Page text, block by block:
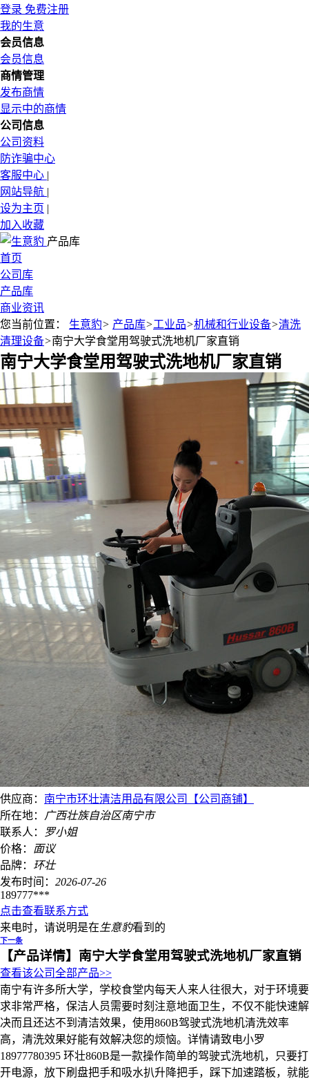
登录 免费注册
我的生意
会员信息
会员信息
商情管理
发布商情
显示中的商情
公司信息
公司资料
防诈骗中心
客服中心 |
网站导航 |
设为主页 |
加入收藏
产品库
首页
公司库
产品库
商业资讯
您当前位置：
生意豹> 产品库>工业品>机械和行业设备>清洗
清理设备>南宁大学食堂用驾驶式洗地机厂家直销
南宁大学食堂用驾驶式洗地机厂家直销
供应商： 南宁市环壮清洁用品有限公司【公司商铺】
所在地：
广西壮族自治区南宁市
联系人：
罗小姐
价格：
面议
品牌： 环壮
发布时间： 2026-07-26
189777***
点击查看联系方式
来电时，请说明是在生意豹看到的
下一条
【产品详情】 南宁大学食堂用驾驶式洗地机厂家直销
查看该公司全部产品>>
南宁有许多所大学，学校食堂内每天人来人往很大，对于环境要
求非常严格，保洁人员需要时刻注意地面卫生，不仅不能快速解
决而且还达不到清洁效果，使用860B驾驶式洗地机清洗效率
高，清洗效果好能有效解决您的烦恼。详情请致电小罗
18977780395 环壮860B是一款操作简单的驾驶式洗地机，只要打
开电源，放下刷盘把手和吸水扒升降把手，踩下加速踏板，就能